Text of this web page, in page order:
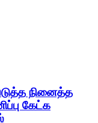
நினைத்த
கேட்க